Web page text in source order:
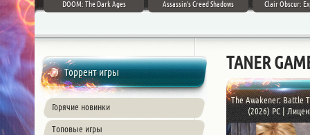
DOOM: The Dark Ages Assassin's Creed Shadows Clair Obscur:
Торрент игры
Горячие новинки
Топовые игры
TANER
The Awakener: Battle
(2026) PC |